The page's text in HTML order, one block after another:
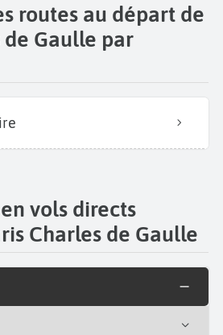
routes au départ de
de Gaulle par
vols directs
Charles de Gaulle